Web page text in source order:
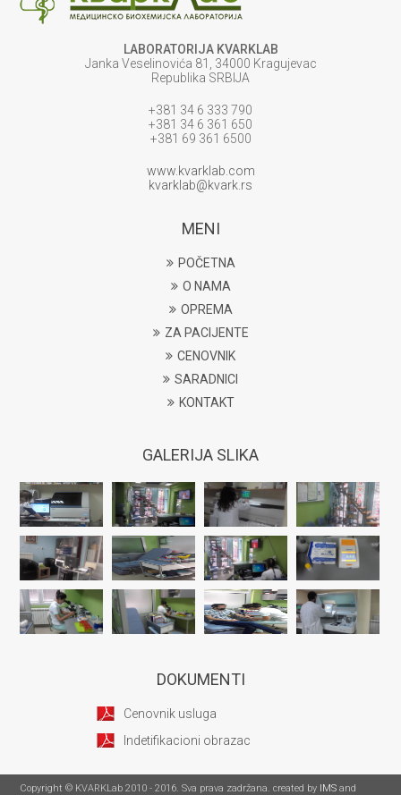
LABORATORIJA KVARKLAB
Janka Veselinovića 81, 34000 Kragujevac
Republika SRBIJA
+381 34 6 333 790
+381 34 6 361 650
+381 69 361 6500
www.kvarklab.com
kvarklab@kvark.rs
MENI
POČETNA
O NAMA
OPREMA
ZA PACIJENTE
CENOVNIK
SARADNICI
KONTAKT
GALERIJA SLIKA
DOKUMENTI
Cenovnik usluga
Indetifikacioni obrazac
Copyright © KVARKLab 2010 - 2016. Sva prava zadržana. created by IMS and